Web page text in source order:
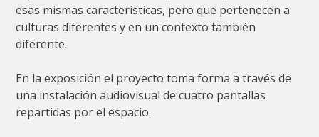
esas mismas características, pero que pertenecen a
culturas diferentes y en un contexto también
diferente.
En la exposición el proyecto toma forma a través de
una instalación audiovisual de cuatro pantallas
repartidas por el espacio.